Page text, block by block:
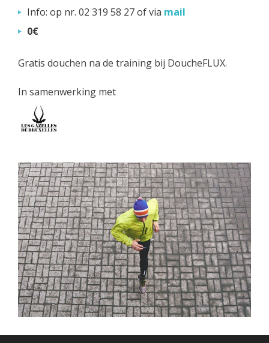
Info: op nr. 02 319 58 27 of via mail
0€
Gratis douchen na de training bij DoucheFLUX.
In samenwerking met